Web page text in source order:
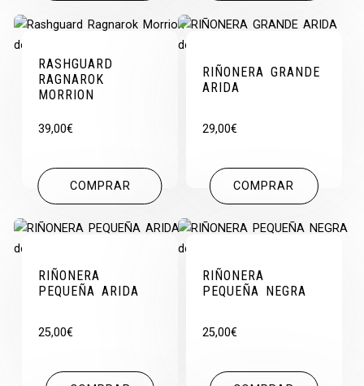
RASHGUARD
RAGNAROK
MORRION
39,00€
COMPRAR
RIÑONERA GRANDE
ARIDA
29,00€
COMPRAR
RIÑONERA
PEQUEÑA ARIDA
25,00€
RIÑONERA
PEQUEÑA NEGRA
25,00€